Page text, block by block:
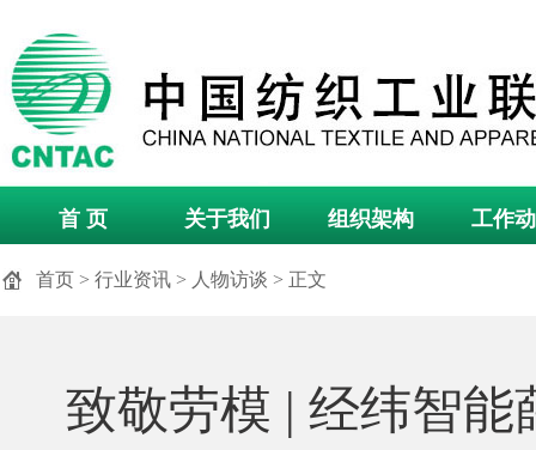
首 页 关于我们 组织架构 工作
首页 > 行业资讯 > 人物访谈 > 正文
致敬劳模 | 经纬智能